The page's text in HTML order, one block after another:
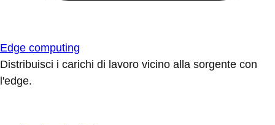
Edge computing
Distribuisci i carichi di lavoro vicino alla sorgente con
l'edge.